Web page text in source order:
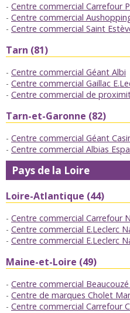
Centre commercial Carrefour
Centre commercial
Centre commercial Saint
Tarn (81)
Centre commercial Géant Albi
Centre commercial Gaillac
Centre commercial de
Tarn-et-Garonne (82)
Centre commercial Géant
Centre commercial Albias
Pays de la Loire
Loire-Atlantique (44)
Centre commercial Carrefour
Centre commercial E.Leclerc
Centre commercial E.Leclerc
Maine-et-Loire (49)
Centre commercial
Centre de marques Cholet
Centre commercial Carrefour